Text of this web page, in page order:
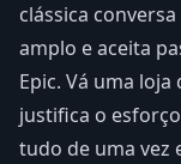
clássica
amplo e aceita
Epic. Vá uma
justifica o
tudo de uma vez